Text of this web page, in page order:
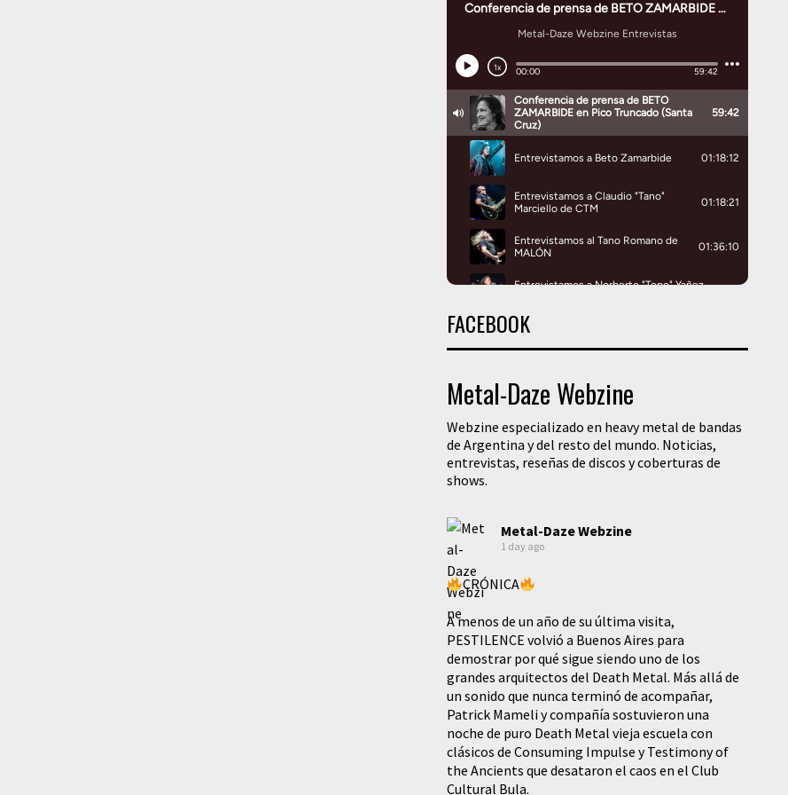
FACEBOOK
Metal-Daze Webzine
Webzine especializado en heavy metal de bandas
de Argentina y del resto del mundo. Noticias,
entrevistas, reseñas de discos y coberturas de
shows.
Metal-Daze Webzine
1 day ago
CRÓNICA
A menos de un año de su última visita,
PESTILENCE volvió a Buenos Aires para
demostrar por qué sigue siendo uno de los
grandes arquitectos del Death Metal. Más allá de
un sonido que nunca terminó de acompañar,
Patrick Mameli y compañía sostuvieron una
noche de puro Death Metal vieja escuela con
clásicos de Consuming Impulse y Testimony of
the Ancients que desataron el caos en el Club
Cultural Bula.